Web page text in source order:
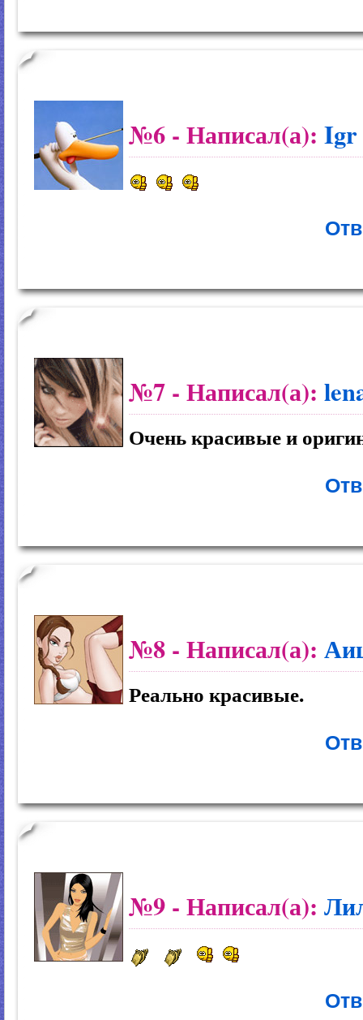
№6 - Написал(а): Igr
№7 - Написал(а):
Очень красивые и
№8 - Написал(а):
Реально красивые.
№9 - Написал(а):